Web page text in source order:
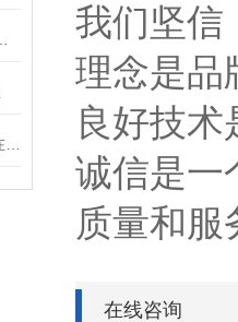
我们坚信
理念是品
良好技
诚信是一
质量和服
在线咨询